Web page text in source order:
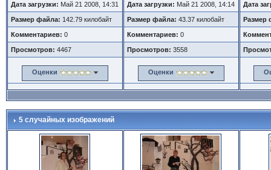
Дата загрузки: Май 21 2008, 14:31
Размер файла: 142.79 килобайт
Комментариев: 0
Просмотров: 4467
Оценки
Дата загрузки: Май 21 2008, 14:14
Размер файла: 43.37 килобайт
Комментариев: 0
Просмотров: 3558
Оценки
Дата
Размер
5 случайных изображений